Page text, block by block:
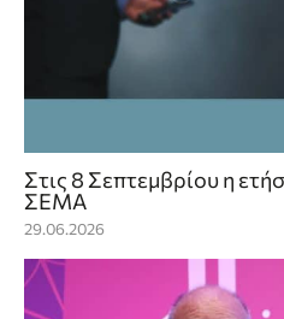
Στις 8 Σεπτεμβρίου η
ΣΕΜΑ
29.06.2026